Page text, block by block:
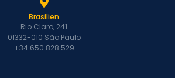
Brasilien
Rio Claro, 241
01332-010 São Paulo
+34 650 828 529